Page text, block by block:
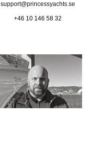
support@princessyachts.se
+46 10 146 58 32